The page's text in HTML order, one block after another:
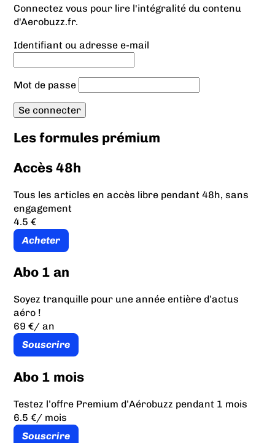
Connectez vous pour lire l'intégralité du contenu
d'Aerobuzz.fr.
Identifiant ou adresse e-mail
Mot de passe
Les formules prémium
Accès 48h
Tous les articles en accès libre pendant 48h, sans
engagement
4.5 €
Acheter
Abo 1 an
Soyez tranquille pour une année entière d’actus
aéro !
69 €/ an
Souscrire
Abo 1 mois
Testez l’offre Premium d’Aérobuzz pendant 1 mois
6.5 €/ mois
Souscrire